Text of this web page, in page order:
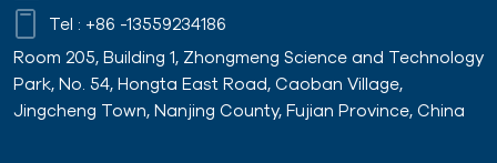
Tel : +86 -13559234186
Room 205, Building 1, Zhongmeng Science and Technology
Park, No. 54, Hongta East Road, Caoban Village,
Jingcheng Town, Nanjing County, Fujian Province, China